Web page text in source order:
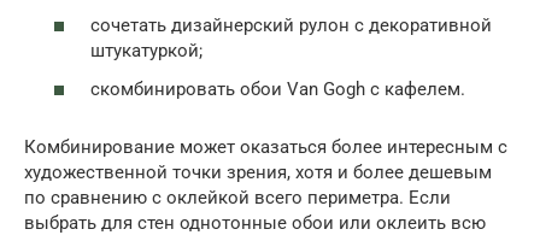
сочетать дизайнерский рулон с декоративной
штукатуркой;
скомбинировать обои Van Gogh с кафелем.
Комбинирование может оказаться более интересным с
художественной точки зрения, хотя и более дешевым
по сравнению с оклейкой всего периметра. Если
выбрать для стен однотонные обои или оклеить всю